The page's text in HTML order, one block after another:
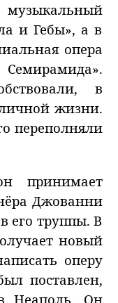
и Гебы», а в
опера
в
жизни.
переполняли
принимает
Джованни
его труппы. В
новый
оперу
поставлен,
Неаполь. Он